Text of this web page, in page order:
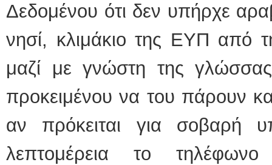
Δεδομένου ότι δεν υπήρχε
νησί, κλιμάκιο της ΕΥΠ από
μαζί με γνώστη της
προκειμένου να του πάρουν
αν πρόκειται για σοβαρή
λεπτομέρεια το